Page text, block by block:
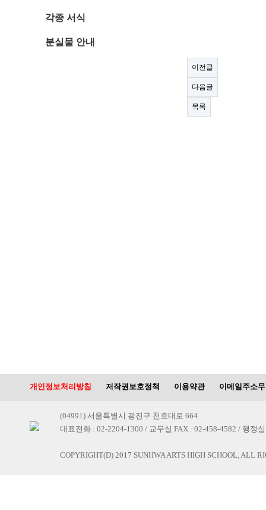
각종 서식
분실물 안내
이전글
다음글
목록
개인정보처리방침 저작권보호정책 이용약관 이메일주소
(04991) 서울특별시 광진구 천호대로 664
대표전화 : 02-2204-1300 / 교무실 FAX : 02-458-4582 / 행정
COPYRIGHT(D) 2017 SUNHWA ARTS HIGH SCHOOL, ALL